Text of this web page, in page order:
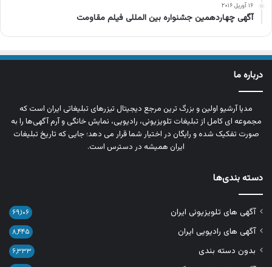
۱۶ آوریل ۲۰۱۶
آگهی چهاردهمین جشنواره بین المللی فیلم مقاومت
درباره ما
مدیا آرشیو اولین و بزرگ‌ ترین مرجع دیجیتال تیزرهای تبلیغاتی ایران است که
مجموعه‌ ای کامل از تبلیغات تلویزیونی، رادیویی، نمایش خانگی و آرم‌ آگهی‌ها را به‌
صورت تفکیک‌ شده و رایگان در اختیار شما قرار می‌ دهد؛ جایی که تاریخ تبلیغات
ایران همیشه در دسترس است.
دسته بندی‌ها
آگهی های تلویزیونی ایران ۶۹,۱۰۶
آگهی های رادیویی ایران ۸,۴۴۵
بدون دسته بندی ۶,۳۳۳